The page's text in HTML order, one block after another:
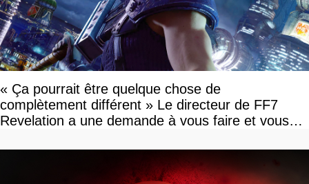
« Ça pourrait être quelque chose de
complètement différent » Le directeur de FF7
Revelation a une demande à vous faire et vous